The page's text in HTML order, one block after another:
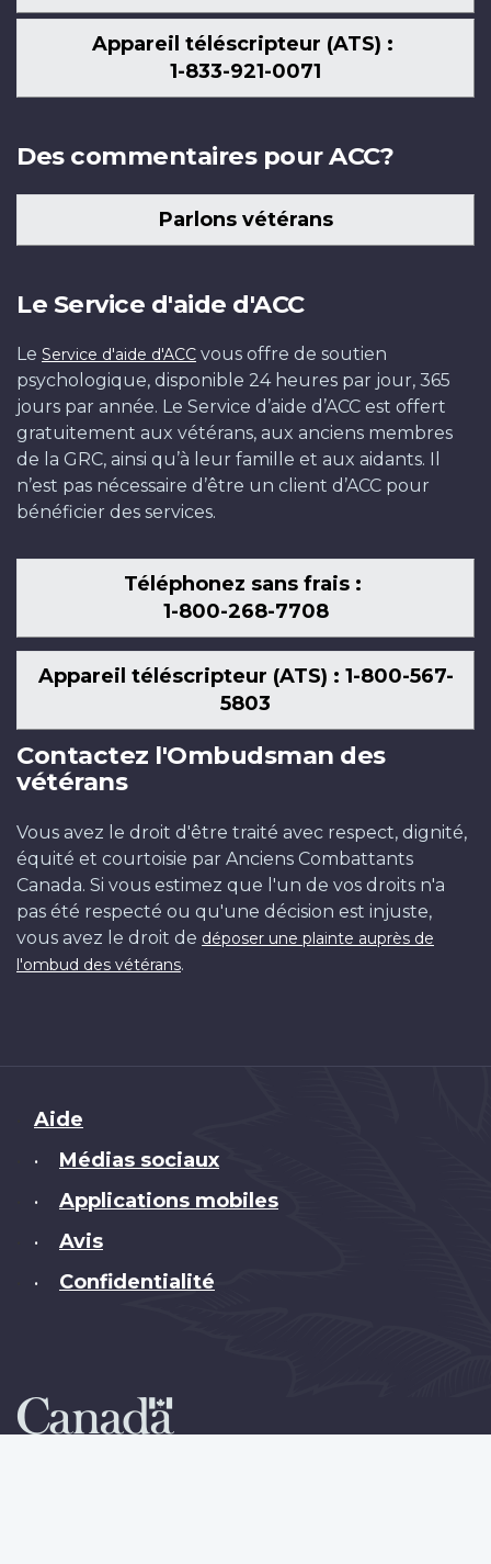
Appareil téléscripteur (ATS) :
1-833-921-0071
Des commentaires pour ACC?
Parlons vétérans
Le Service d'aide d'ACC
Le Service d'aide d'ACC vous offre de soutien
psychologique, disponible 24 heures par jour, 365
jours par année. Le Service d’aide d’ACC est offert
gratuitement aux vétérans, aux anciens membres
de la GRC, ainsi qu’à leur famille et aux aidants. Il
n’est pas nécessaire d’être un client d’ACC pour
bénéficier des services.
Téléphonez sans frais :
1-800-268-7708
Appareil téléscripteur (ATS) : 1-800-567-
5803
Contactez l'Ombudsman des
vétérans
Vous avez le droit d'être traité avec respect, dignité,
équité et courtoisie par Anciens Combattants
Canada. Si vous estimez que l'un de vos droits n'a
pas été respecté ou qu'une décision est injuste,
vous avez le droit de déposer une plainte auprès de
l'ombud des vétérans.
Brand
Aide
• Médias sociaux
• Applications mobiles
• Avis
• Confidentialité